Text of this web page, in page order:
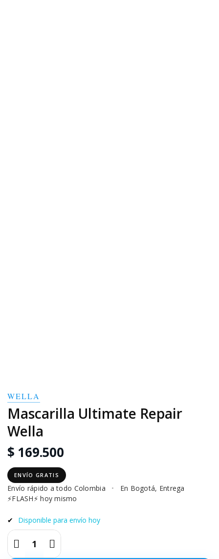
WELLA
Mascarilla Ultimate Repair
Wella
$ 169.500
ENVÍO GRATIS
Envío rápido a todo Colombia •
En Bogotá, Entrega
⚡FLASH⚡ hoy mismo
✔ Disponible para envío hoy